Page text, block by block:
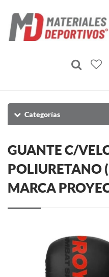
Categorías
GUANTE C/
POLIURETANO
MARCA